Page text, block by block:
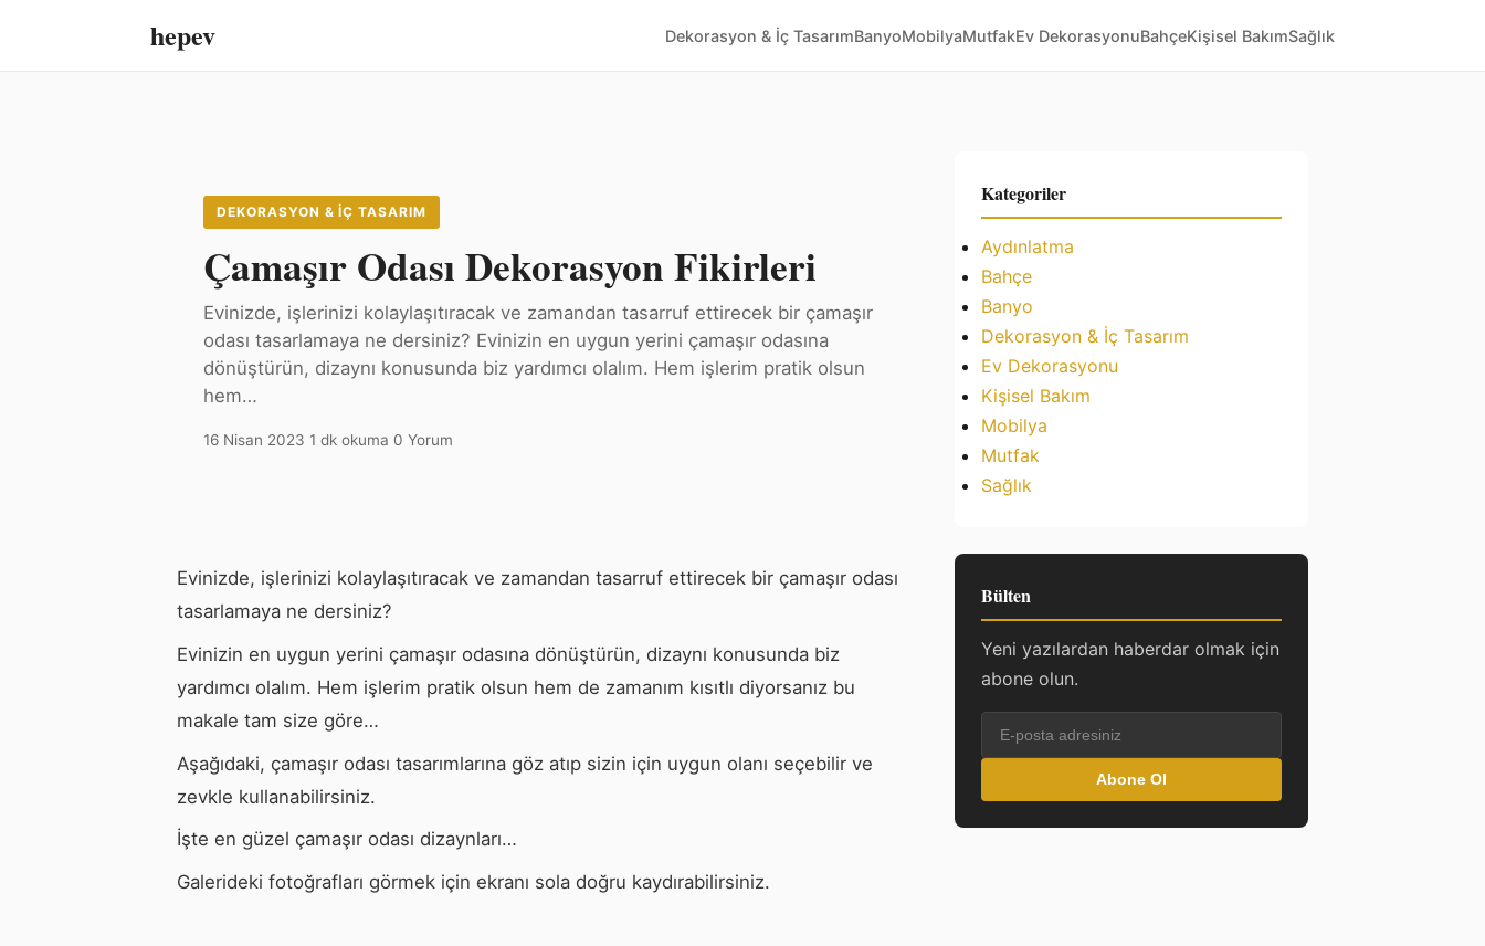
hepev Dekorasyon & İç TasarımBanyoMobilyaMutfakEv DekorasyonuBahçeKişisel BakımSağlık
DEKORASYON & İÇ TASARIM
Çamaşır Odası Dekorasyon Fikirleri
Evinizde, işlerinizi kolaylaşıtıracak ve zamandan tasarruf ettirecek bir çamaşır
odası tasarlamaya ne dersiniz? Evinizin en uygun yerini çamaşır odasına
dönüştürün, dizaynı konusunda biz yardımcı olalım. Hem işlerim pratik olsun
hem…
16 Nisan 2023 1 dk okuma 0 Yorum
Evinizde, işlerinizi kolaylaşıtıracak ve zamandan tasarruf ettirecek bir çamaşır odası
tasarlamaya ne dersiniz?
Evinizin en uygun yerini çamaşır odasına dönüştürün, dizaynı konusunda biz
yardımcı olalım. Hem işlerim pratik olsun hem de zamanım kısıtlı diyorsanız bu
makale tam size göre…
Aşağıdaki, çamaşır odası tasarımlarına göz atıp sizin için uygun olanı seçebilir ve
zevkle kullanabilirsiniz.
İşte en güzel çamaşır odası dizaynları…
Galerideki fotoğrafları görmek için ekranı sola doğru kaydırabilirsiniz.
Kategoriler
Aydınlatma
Bahçe
Banyo
Dekorasyon & İç Tasarım
Ev Dekorasyonu
Kişisel Bakım
Mobilya
Mutfak
Sağlık
Bülten
Yeni yazılardan haberdar olmak için
abone olun.
Abone Ol